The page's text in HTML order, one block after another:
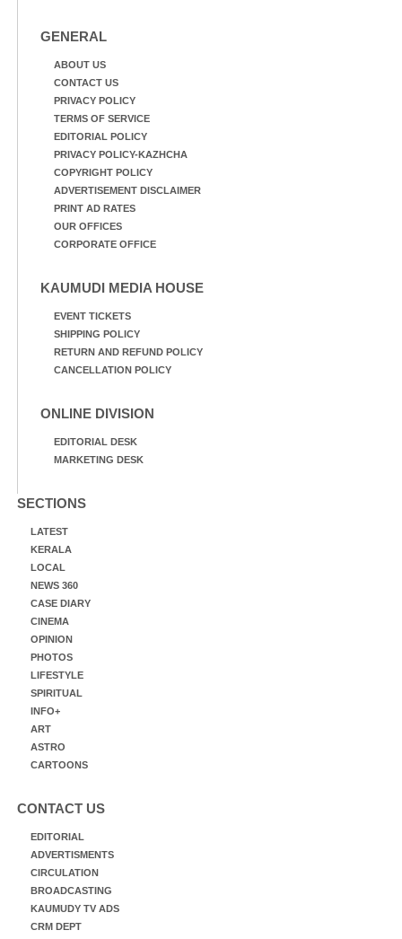
GENERAL
ABOUT US
CONTACT US
PRIVACY POLICY
TERMS OF SERVICE
EDITORIAL POLICY
PRIVACY POLICY-KAZHCHA
COPYRIGHT POLICY
ADVERTISEMENT DISCLAIMER
PRINT AD RATES
OUR OFFICES
CORPORATE OFFICE
KAUMUDI MEDIA HOUSE
EVENT TICKETS
SHIPPING POLICY
RETURN AND REFUND POLICY
CANCELLATION POLICY
ONLINE DIVISION
EDITORIAL DESK
MARKETING DESK
SECTIONS
LATEST
KERALA
LOCAL
NEWS 360
CASE DIARY
CINEMA
OPINION
PHOTOS
LIFESTYLE
SPIRITUAL
INFO+
ART
ASTRO
CARTOONS
CONTACT US
EDITORIAL
ADVERTISMENTS
CIRCULATION
BROADCASTING
KAUMUDY TV ADS
CRM DEPT